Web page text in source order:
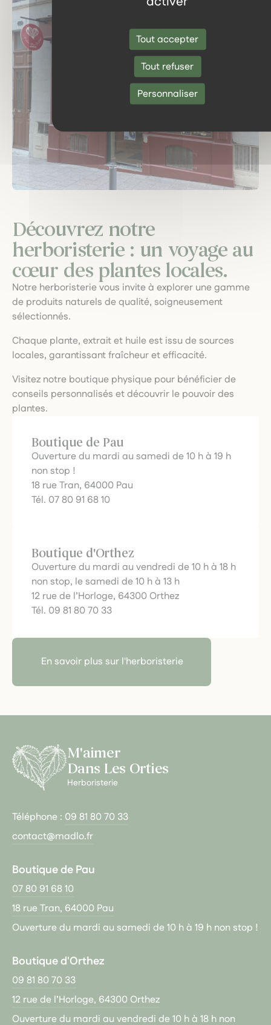
Tout accepter
Tout refuser
Personnaliser
Découvrez notre
herboristerie : un voyage au
cœur des plantes locales.
Notre herboristerie vous invite à explorer une gamme
de produits naturels de qualité, soigneusement
sélectionnés.
Chaque plante, extrait et huile est issu de sources
locales, garantissant fraîcheur et efficacité.
Visitez notre boutique physique pour bénéficier de
conseils personnalisés et découvrir le pouvoir des
plantes.
Boutique de Pau
Ouverture du mardi au samedi de 10 h à 19 h
non stop !
18 rue Tran, 64000 Pau
Tél. 07 80 91 68 10
Boutique d'Orthez
Ouverture du mardi au vendredi de 10 h à 18 h
non stop, le samedi de 10 h à 13 h
12 rue de l’Horloge, 64300 Orthez
Tél. 09 81 80 70 33
En savoir plus sur l'herboristerie
M'aimer
Dans Les Orties
Herboristerie
Téléphone : 09 81 80 70 33
contact@madlo.fr
Boutique de Pau
07 80 91 68 10
18 rue Tran, 64000 Pau
Ouverture du mardi au samedi de 10 h à 19 h non stop !
Boutique d'Orthez
09 81 80 70 33
12 rue de l’Horloge, 64300 Orthez
Ouverture du mardi au vendredi de 10 h à 18 h non